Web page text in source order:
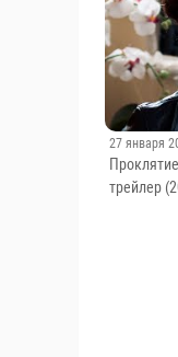
27 января
трейлер